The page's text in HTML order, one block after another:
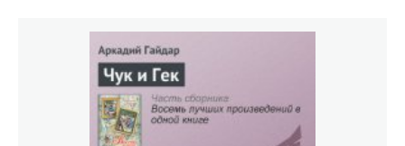
разбойников, спасти законного наследника графа
Брегона и… снова отправиться в путь…